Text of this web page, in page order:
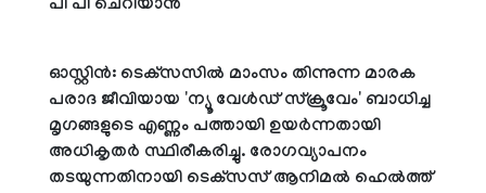
പി പി ചെറിയാന്‍
ഓസ്റ്റിന്‍: ടെക്‌സസില്‍ മാംസം തിന്നുന്ന മാരക
പരാദ ജീവിയായ 'ന്യൂ വേള്‍ഡ് സ്‌ക്രൂവേം' ബാധിച്ച
മൃഗങ്ങളുടെ എണ്ണം പത്തായി ഉയര്‍ന്നതായി
അധികൃതര്‍ സ്ഥിരീകരിച്ചു. രോഗവ്യാപനം
തടയുന്നതിനായി ടെക്‌സസ് ആനിമല്‍ ഹെല്‍ത്ത്